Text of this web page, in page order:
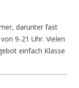
darunter fast
9-21 Uhr. Vielen
einfach Klasse